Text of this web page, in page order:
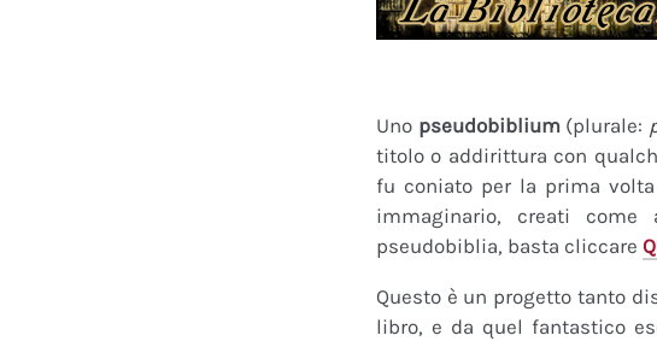
Uno pseudobiblium(plurale:
titolo o addirittura con
fu coniato per la prima
immaginario, creati
pseudobiblia, basta cliccare
Questo è un progetto tanto
libro, e da quel fantastico